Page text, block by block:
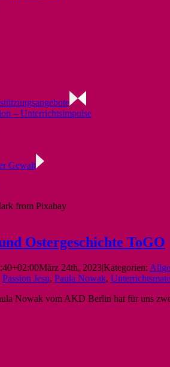
– Unterrichtsimpulse
Gewalt
Ostergeschichte ToGO
März 24th, 2023|Kategorien:
Passion Jesu, Paula Nowak,
Nowak vom AKD Berlin hat für uns